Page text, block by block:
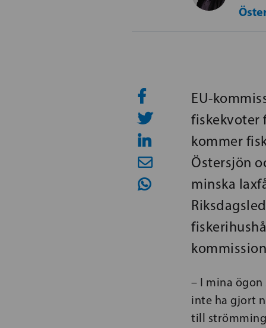
EU-
fiskekvoter
kommer
Östersjön
minska
– I mina
inte ha gjort
till